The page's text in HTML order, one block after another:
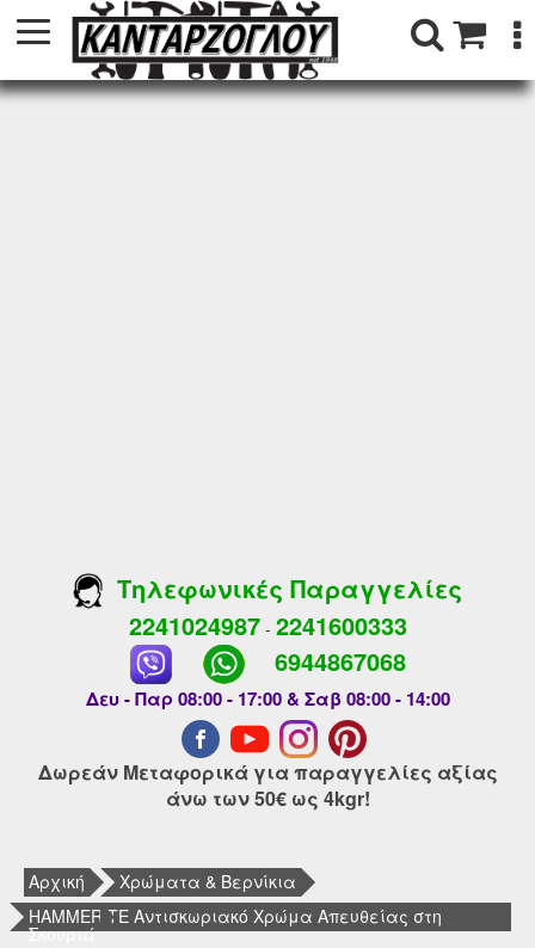
Τηλεφωνικές Παραγγελίες
2241024987- 2241600333
6944867068
Δευ - Παρ 08:00 - 17:00 & Σαβ 08:00 - 14:00
Δωρεάν Μεταφορικά για παραγγελίες αξίας
άνω των 50€ ως 4kgr!
Αρχική
Χρώματα & Βερνίκια
HAMMERITE Αντισκωριακό Χρώμα Απευθείας στη
Σκουριά